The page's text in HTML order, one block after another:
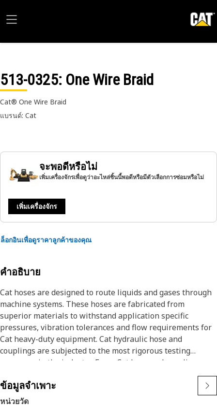
513-0325: One Wire Braid
Cat® One Wire Braid
แบรนด์: Cat
จะพอดีหรือไม่
เพิ่มเครื่องจักรเพื่อดูว่าอะไหล่ชิ้นนี้พอดีหรือมีตัวเลือกการซ่อมหรือไม่
เพิ่มเครื่องจักร
ล็อกอินเพื่อดูราคาลูกค้าของคุณ
คำอธิบาย
Cat hoses are designed to route liquids and gases through
machine systems. These hoses are fabricated from
superior materials to withstand application specific
pressures, vibration tolerances and flow requirements for
Cat heavy-duty equipment. Cat hydraulic hose and
couplings are subjected to the most rigorous testing
processes in the industry. Every Cat hose and coupling
combination is tested as a system to ensure a perfect fit
that yields maximum safety and dependability.
The construction of the hose is made from special high
ข้อมูลจำเพาะ
หน่วยวัด